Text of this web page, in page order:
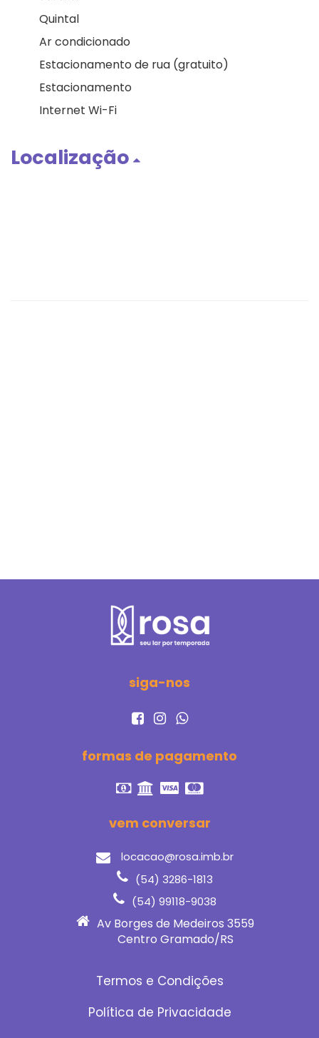
Quintal
Ar condicionado
Estacionamento de rua (gratuito)
Estacionamento
Internet Wi-Fi
Localização
siga-nos
formas de pagamento
vem conversar
locacao@rosa.imb.br
(54) 3286-1813
(54) 99118-9038
Av Borges de Medeiros 3559
Centro Gramado/RS
Termos e Condições
Política de Privacidade